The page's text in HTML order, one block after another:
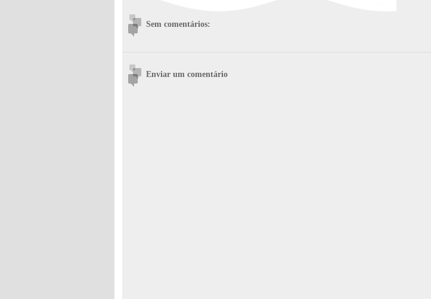
Sem comentários:
Enviar um comentário